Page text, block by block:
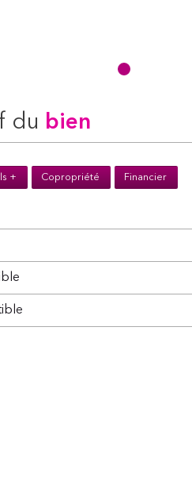
du bien
+ Copropriété Financier